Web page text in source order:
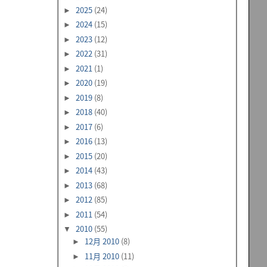
► 2025 (24)
► 2024 (15)
► 2023 (12)
► 2022 (31)
► 2021 (1)
► 2020 (19)
► 2019 (8)
► 2018 (40)
► 2017 (6)
► 2016 (13)
► 2015 (20)
► 2014 (43)
► 2013 (68)
► 2012 (85)
► 2011 (54)
▼ 2010 (55)
► 12月 2010 (8)
► 11月 2010 (11)